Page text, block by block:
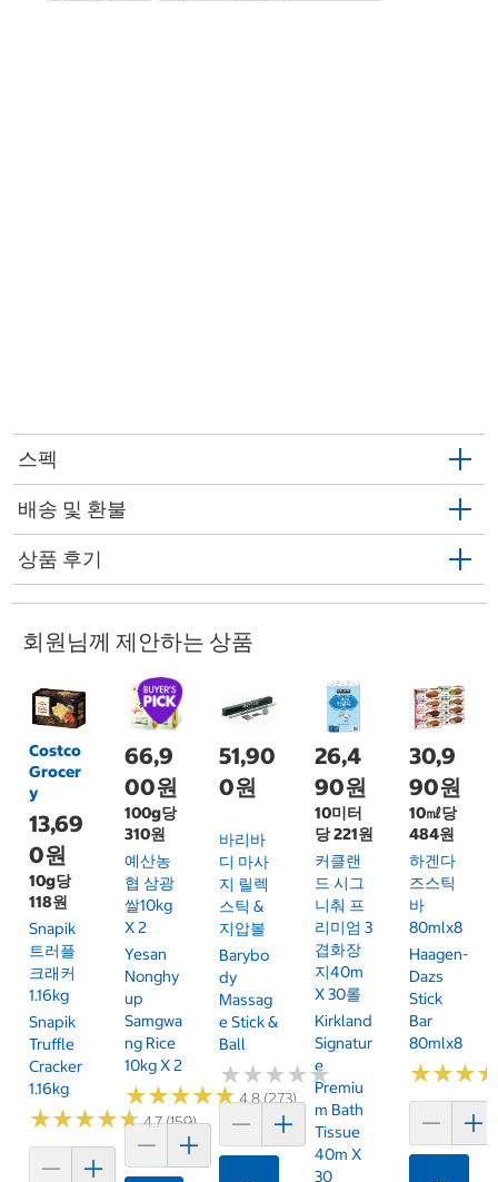
스펙
배송 및 환불
상품 후기
회원님께 제안하는 상품
Costco
Grocer
y
13,69
0원
10g당
118원
Snapik
트러플
크래커
1.16kg
Snapik
Truffle
Cracker
1.16kg
★★★★★
★★★★★4.7 (159)
66,9
00원
100g당
310원
예산농
협 삼광
쌀10kg
X 2
Yesan
Nonghy
Up
Samgwa
Ng Rice
10kg X 2
★★★★★
★★★★★4.8 (273)
51,90
0원
바리바
디 마사
지 릴렉
스틱 &
지압볼
Barybo
Dy
Massag
E Stick &
Ball
★★★★★
★★★★★
26,4
90원
10미터
당 221원
커클랜
드 시그
니춰 프
리미엄 3
겹화장
지40m
X 30롤
Kirkland
Signatur
E
Premiu
M Bath
Tissue
40m X
30
30,9
90원
10㎖당
484원
하겐다
즈스틱
바
80mlx8
Haagen-
Dazs
Stick
Bar
80mlx8
★★★
★★★